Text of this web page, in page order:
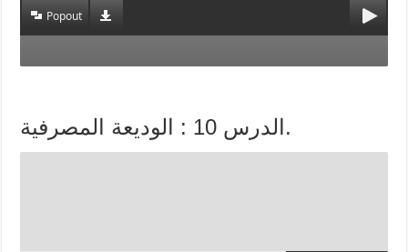
Popout
الدرس 10 : الوديعة المصرفية.